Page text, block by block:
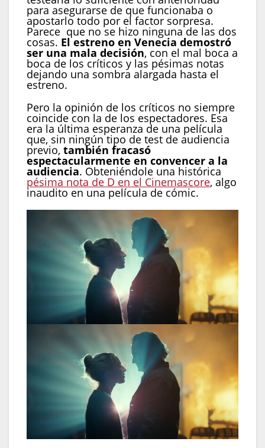
para asegurarse de que funcionaba o
apostarlo todo por el factor sorpresa.
Parece que no se hizo ninguna de las dos
cosas. El estreno en Venecia demostró
ser una mala decisión, con el mal boca a
boca de los críticos y las pésimas notas
dejando una sombra alargada hasta el
estreno.
Pero la opinión de los críticos no siempre
coincide con la de los espectadores. Esa
era la última esperanza de una película
que, sin ningún tipo de test de audiencia
previo, también fracasó
espectacularmente en convencer a la
audiencia. Obteniéndole una histórica
pésima nota de D en el Cinemascore, algo
inaudito en una película de cómic.